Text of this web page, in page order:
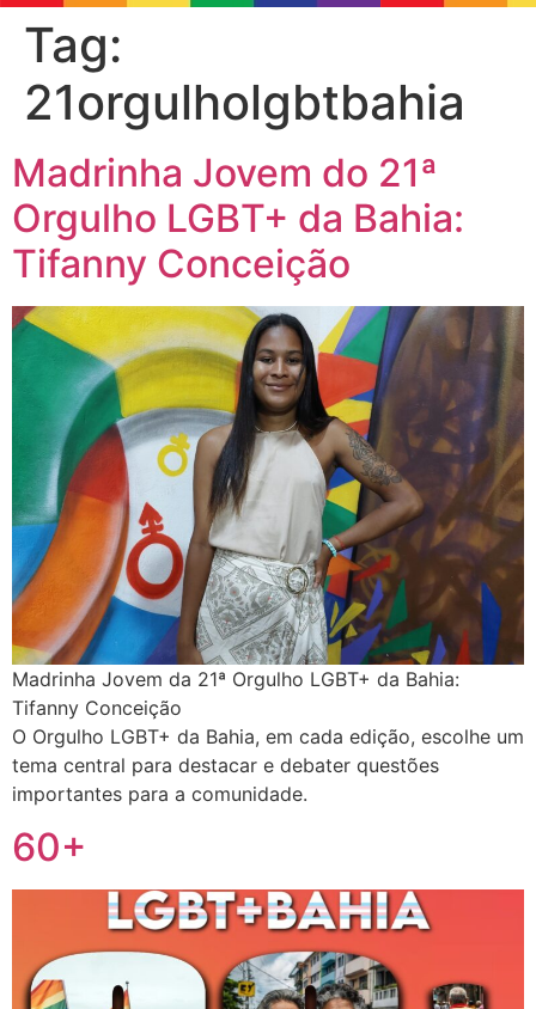
Tag:
21orgulholgbtbahia
Madrinha Jovem do 21ª
Orgulho LGBT+ da Bahia:
Tifanny Conceição
Madrinha Jovem da 21ª Orgulho LGBT+ da Bahia:
Tifanny Conceição
O Orgulho LGBT+ da Bahia, em cada edição, escolhe um
tema central para destacar e debater questões
importantes para a comunidade.
60+